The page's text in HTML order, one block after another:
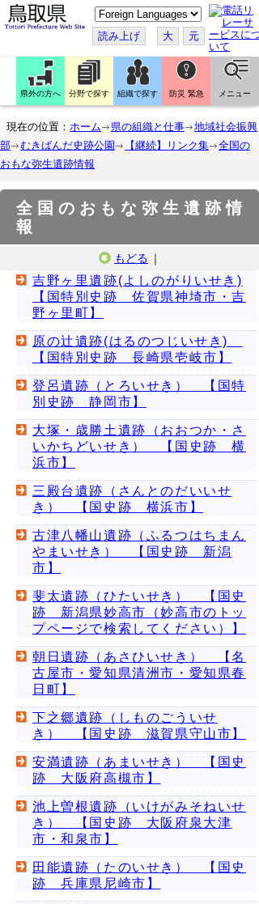
こ
の
ペ
ー
ジ
翻
訳
す
読み上げ 大 元
県外の方へ 分野で探す 組織で探す 防災 緊急 メニュー
現在の位置： ホーム 県の組織と仕事
地域社会振興
部
むきばんだ史跡公園 【継続】リンク集
全国の
おもな弥生遺跡情報
全国のおもな弥生遺跡情
報
もどる ｜
吉野ヶ里遺跡(よしのがりいせき)
【国特別史跡 佐賀県神埼市・吉
野ヶ里町】
原の辻遺跡(はるのつじいせき)
【国特別史跡 長崎県壱岐市】
登呂遺跡（とろいせき） 【国特
別史跡 静岡市】
大塚・歳勝土遺跡（おおつか・さ
いかちどいせき） 【国史跡 横
浜市】
三殿台遺跡（さんとのだいいせ
き） 【国史跡 横浜市】
古津八幡山遺跡（ふるつはちまん
やまいせき） 【国史跡 新潟
市】
斐太遺跡（ひたいせき） 【国史
跡 新潟県妙高市（妙高市のトッ
プページで検索してください）】
朝日遺跡（あさひいせき） 【名
古屋市・愛知県清洲市・愛知県春
日町】
下之郷遺跡（しものごういせ
き） 【国史跡 滋賀県守山市】
安満遺跡（あまいせき） 【国史
跡 大阪府高槻市】
池上曽根遺跡（いけがみそねいせ
き） 【国史跡 大阪府泉大津
市・和泉市】
田能遺跡（たのいせき） 【国史
跡 兵庫県尼崎市】